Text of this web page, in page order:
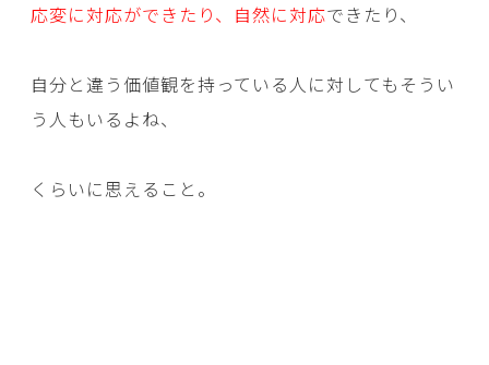
応変に対応ができたり、自然に対応できたり、
自分と違う価値観を持っている人に対してもそうい
う人もいるよね、
くらいに思えること。